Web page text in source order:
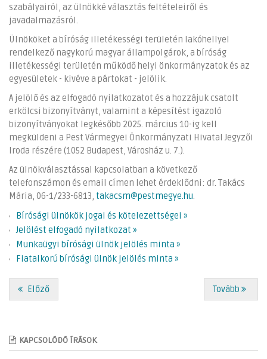
szabályairól, az ülnökké választás feltételeiről és
javadalmazásról.
Ülnököket a bíróság illetékességi területén lakóhellyel
rendelkező nagykorú magyar állampolgárok, a bíróság
illetékességi területén működő helyi önkormányzatok és az
egyesületek - kivéve a pártokat - jelölik.
A jelölő és az elfogadó nyilatkozatot és a hozzájuk csatolt
erkölcsi bizonyítványt, valamint a képesítést igazoló
bizonyítványokat legkésőbb 2025. március 10-ig kell
megküldeni a Pest Vármegyei Önkormányzati Hivatal Jegyzői
Iroda részére (1052 Budapest, Városház u. 7.).
Az ülnökválasztással kapcsolatban a következő
telefonszámon és email címen lehet érdeklődni: dr. Takács
Mária, 06-1/233-6813, takacsm@pestmegye.hu.
Bírósági ülnökök jogai és kötelezettségei »
Jelölést elfogadó nyilatkozat »
Munkaügyi bírósági ülnök jelölés minta »
Fiatalkorú bírósági ülnök jelölés minta »
Előző Tovább
KAPCSOLÓDÓ ÍRÁSOK